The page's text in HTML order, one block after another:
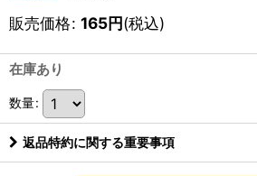
販売価格: 165円(税込)
在庫あり
数量:
返品特約に関する重要事項